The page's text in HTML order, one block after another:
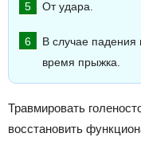
От удара.
В случае падения
время прыжка.
Травмировать
восстановить